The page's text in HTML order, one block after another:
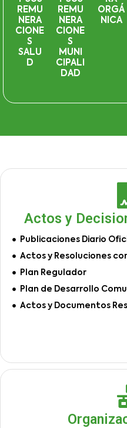
REMU
NERA
CIONE
S
SALU
D
REMU
NERA
CIONE
S
MUNI
CIPALI
DAD
ORGÁ
NICA
Actos y
Publicaciones Diario
Actos y Resoluciones
Plan Regulador
Plan de Desarrollo
Actos y Documentos